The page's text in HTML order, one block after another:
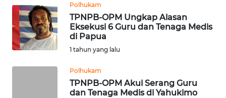
Polhukam
TPNPB-OPM Ungkap Alasan
Eksekusi 6 Guru dan Tenaga Medis
di Papua
1 tahun yang lalu
Polhukam
TPNPB-OPM Akui Serang Guru
dan Tenaga Medis di Yahukimo
Wahana
News
Regional
WN